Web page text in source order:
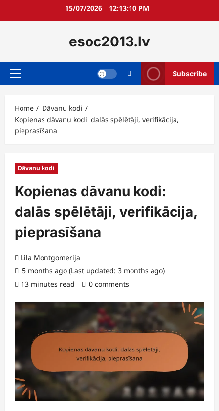
15/07/2026 12:13:12 PM
esoc2013.lv
Primary
Subscribe
Home
Dāvanu kodi
Kopienas dāvanu kodi: dalās spēlētāji, verifikācija,
pieprasīšana
Dāvanu kodi
Kopienas dāvanu kodi:
dalās spēlētāji, verifikācija,
pieprasīšana
Lila Montgomerija
5 months ago (Last updated: 3 months ago)
13 minutes read
0 comments